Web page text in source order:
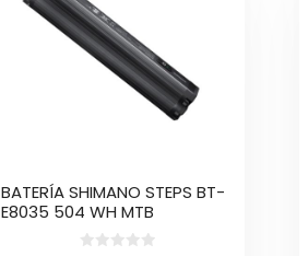
BATERÍA SHIMANO STEPS BT-
E8035 504 WH MTB